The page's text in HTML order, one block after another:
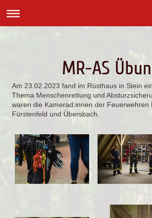
MR-AS
Am 23.02.2023 fand im Rüsthaus in Stein
Thema Menschenrettung und
waren die Kamerad:innen der Feuerwehren
Fürstenfeld und Übersbach.